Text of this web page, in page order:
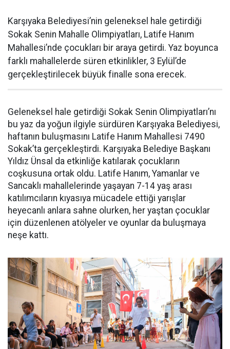
Karşıyaka Belediyesi’nin geleneksel hale getirdiği
Sokak Senin Mahalle Olimpiyatları, Latife Hanım
Mahallesi’nde çocukları bir araya getirdi. Yaz boyunca
farklı mahallelerde süren etkinlikler, 3 Eylül’de
gerçekleştirilecek büyük finalle sona erecek.
Geleneksel hale getirdiği Sokak Senin Olimpiyatları’nı
bu yaz da yoğun ilgiyle sürdüren Karşıyaka Belediyesi,
haftanın buluşmasını Latife Hanım Mahallesi 7490
Sokak’ta gerçekleştirdi. Karşıyaka Belediye Başkanı
Yıldız Ünsal da etkinliğe katılarak çocukların
coşkusuna ortak oldu. Latife Hanım, Yamanlar ve
Sancaklı mahallelerinde yaşayan 7-14 yaş arası
katılımcıların kıyasıya mücadele ettiği yarışlar
heyecanlı anlara sahne olurken, her yaştan çocuklar
için düzenlenen atölyeler ve oyunlar da buluşmaya
neşe kattı.